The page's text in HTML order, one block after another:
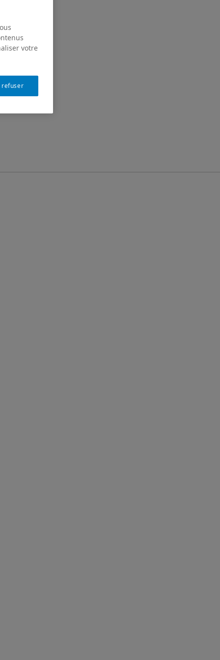
votre
refuser